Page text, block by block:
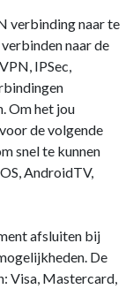
verbinding naar te
naar de
IPSec,
Om het jou
de volgende
snel te kunnen
AndroidTV,
afsluiten bij
De
Visa, Mastercard,